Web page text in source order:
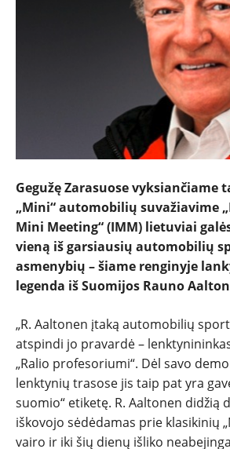
NAUJI
Gegužę Zarasuose
„Mini“ automobilių suvažiavime
Mini Meeting“ (IMM) lietuviai
vieną iš garsiausių automobilių
asmenybių – šiame renginyje
legenda iš Suomijos Rauno
„R. Aaltonen įtaką automobilių
atspindi jo pravardė –
„Ralio profesoriumi“. Dėl savo
lenktynių trasose jis taip pat yra
suomio“ etiketę. R. Aaltonen didžią
iškovojo sėdėdamas prie klasikinių
vairo ir iki šių dienų išliko